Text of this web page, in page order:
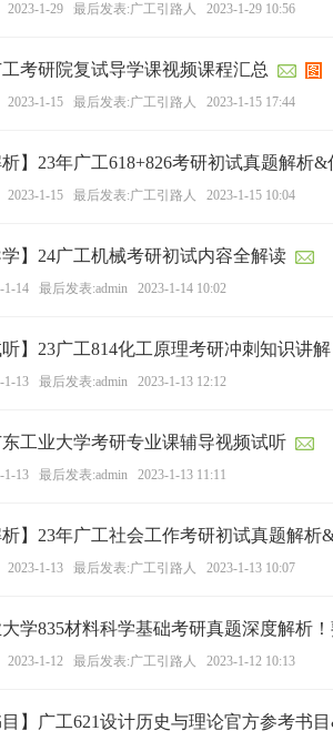
2023-1-29 最后发表:广工引路人 2023-1-29 10:56
工考研院复试导学课视频课程汇总
2023-1-15 最后发表:广工引路人 2023-1-15 17:44
析】23年广工618+826考研初试真题解析&
2023-1-15 最后发表:广工引路人 2023-1-15 10:04
学】24广工机械考研初试内容全解读
1-14 最后发表:admin 2023-1-14 10:02
听】23广工814化工原理考研冲刺知识讲解
1-13 最后发表:admin 2023-1-13 12:12
东工业大学考研专业课辅导视频试听
1-13 最后发表:admin 2023-1-13 11:11
析】23年广工社会工作考研初试真题解析
2023-1-13 最后发表:广工引路人 2023-1-13 10:07
学835材料科学基础考研真题深度解析
2023-1-12 最后发表:广工引路人 2023-1-12 10:13
目】广工621设计历史与理论官方参考书